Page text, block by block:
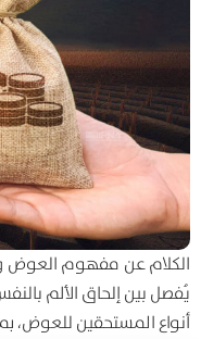
الكلام عن مفهوم العوض
يُفصل بين إلحاق الألم
أنواع المستحقين للعوض،